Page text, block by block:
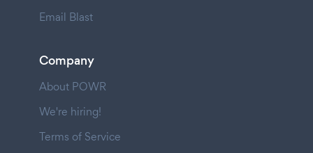
Email Blast
Company
About POWR
We're hiring!
Terms of Service